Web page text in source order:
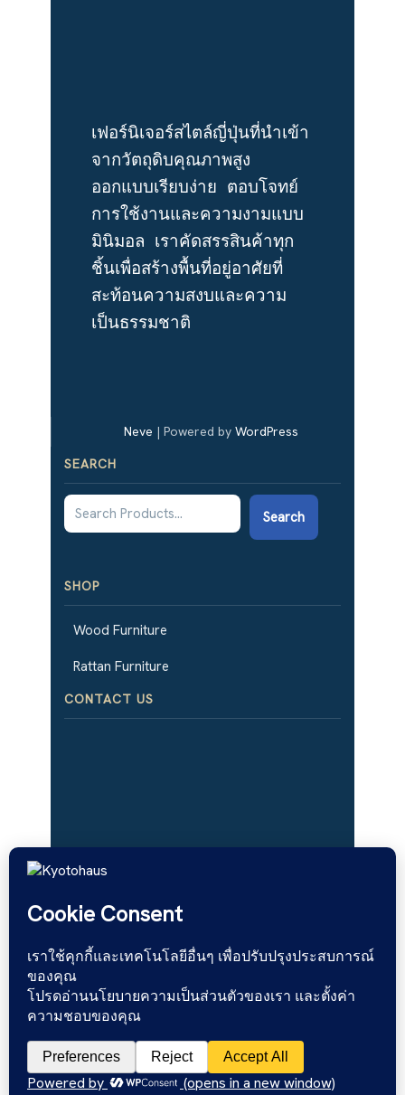
เฟอร์นิเจอร์สไตล์ญี่ปุ่นที่นำเข้า
จากวัตถุดิบคุณภาพสูง
ออกแบบเรียบง่าย ตอบโจทย์
การใช้งานและความงามแบบ
มินิมอล เราคัดสรรสินค้าทุก
ชิ้นเพื่อสร้างพื้นที่อยู่อาศัยที่
สะท้อนความสงบและความ
เป็นธรรมชาติ
Neve | Powered by WordPress
SEARCH
Search
SHOP
Wood Furniture
Rattan Furniture
CONTACT US
เดิร์น ผลิตจากโรงงานที่มี
ประสบการณ์​กว่า 15 ปี จำหน่าย
อาหาร คอนโด บ้านพักที่อยู่อาศัย